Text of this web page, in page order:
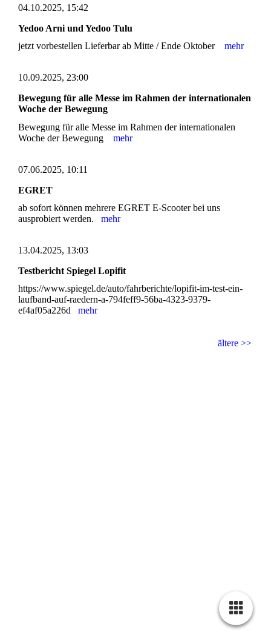
04.10.2025, 15:42
Yedoo Arni und Yedoo Tulu
jetzt vorbestellen Lieferbar ab Mitte / Ende Oktober mehr
10.09.2025, 23:00
Bewegung für alle Messe im Rahmen der internationalen
Woche der Bewegung
Bewegung für alle Messe im Rahmen der internationalen
Woche der Bewegung mehr
07.06.2025, 10:11
EGRET
ab sofort können mehrere EGRET E-Scooter bei uns
ausprobiert werden. mehr
13.04.2025, 13:03
Testbericht Spiegel Lopifit
https://www.spiegel.de/auto/fahrberichte/lopifit-im-test-ein-
laufband-auf-raedern-a-794feff9-56ba-4323-9379-
ef4af05a226d mehr
ältere >>